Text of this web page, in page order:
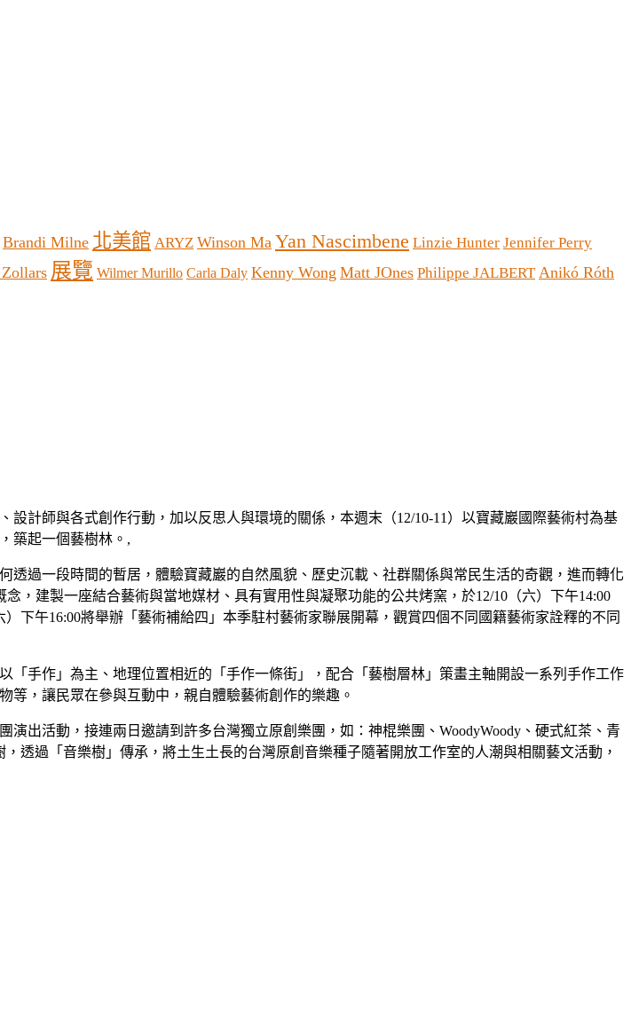
Brandi Milne 北美館 ARYZ Winson Ma Yan Nascimbene Linzie Hunter Jennifer Perry
展覽 Wilmer Murillo Carla Daly Kenny Wong Matt JOnes Philippe JALBERT Anikó Róth
計師與各式創作行動，加以反思人與環境的關係，本週末（12/10-11）以寶藏巖國際藝術村為基
築起一個藝樹林。,
過一段時間的暫居，體驗寶藏巖的自然風貌、歷史沉載、社群關係與常民生活的奇觀，進而轉化
，建製一座結合藝術與當地媒材、具有實用性與凝聚功能的公共烤窯，於12/10（六）下午14:00
下午16:00將舉辦「藝術補給四」本季駐村藝術家聯展開幕，觀賞四個不同國籍藝術家詮釋的不同
手作」為主、地理位置相近的「手作一條街」，配合「藝樹層林」策畫主軸開設一系列手作工作
，讓民眾在參與互動中，親自體驗藝術創作的樂趣。
出活動，接連兩日邀請到許多台灣獨立原創樂團，如：神棍樂團、WoodyWoody、硬式紅茶、青
過「音樂樹」傳承，將土生土長的台灣原創音樂種子隨著開放工作室的人潮與相關藝文活動，